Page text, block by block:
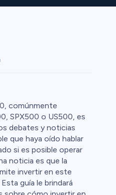
comúnmente
SPX500 o US500, es
debates y noticias
que haya oído hablar
si es posible operar
noticia es que la
invertir en este
guía le brindará